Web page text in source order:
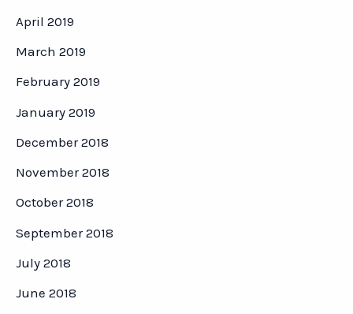
April 2019
March 2019
February 2019
January 2019
December 2018
November 2018
October 2018
September 2018
July 2018
June 2018